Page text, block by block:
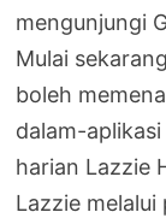
mengunjungi
Mulai
boleh
dalam-
harian Lazzie
Lazzie melalui